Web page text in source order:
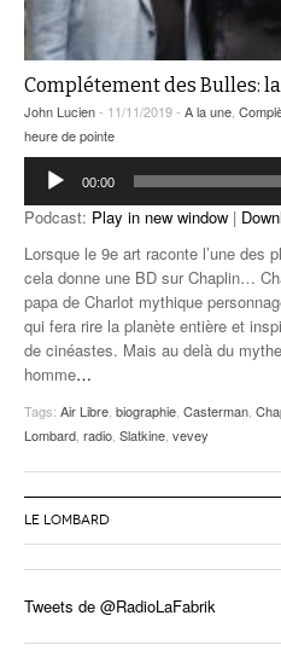
Complétement des Bulles:
John Lucien- 11/11/2019 - A la une,
heure de pointe
Lecteur
audio
00:00
Podcast: Play in new window |
Lorsque le 9e art raconte l’une des
cela donne une BD sur Chaplin…
papa de Charlot mythique
qui fera rire la planète entière et
de cinéastes. Mais au delà du
homme…
Tags: Air Libre, biographie, Casterman,
Lombard, radio, Slatkine, vevey
LE LOMBARD
Tweets de @RadioLaFabrik